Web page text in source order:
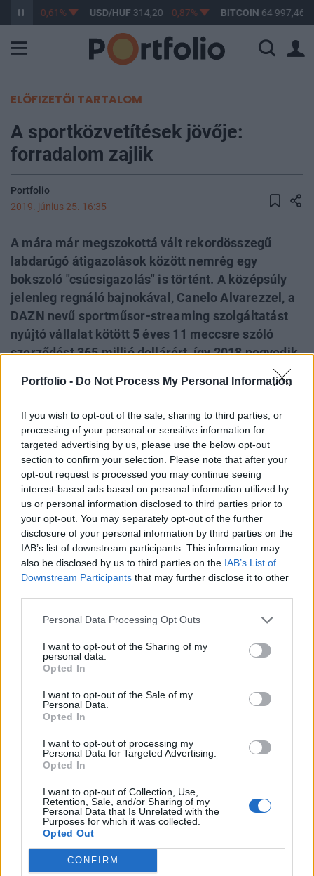
Portfolio - Do Not Process My Personal Information
If you wish to opt-out of the sale, sharing to third parties, or
processing of your personal or sensitive information for
targeted advertising by us, please use the below opt-out
section to confirm your selection. Please note that after your
opt-out request is processed you may continue seeing
interest-based ads based on personal information utilized by
us or personal information disclosed to third parties prior to
your opt-out. You may separately opt-out of the further
disclosure of your personal information by third parties on the
IAB’s list of downstream participants. This information may
also be disclosed by us to third parties on the IAB’s List of
Downstream Participants that may further disclose it to other
Personal Data Processing Opt Outs
I want to opt-out of the Sharing of my
personal data.
Opted In
I want to opt-out of the Sale of my
Personal Data.
Opted In
I want to opt-out of processing my
Personal Data for Targeted Advertising.
Opted In
I want to opt-out of Collection, Use,
Retention, Sale, and/or Sharing of my
Personal Data that Is Unrelated with the
Purposes for which it was collected.
Opted Out
CONFIRM
-0,61% USD/HUF314,20 -0,87% BITCOIN64 997,46
ELŐFIZETŐI TARTALOM
A sportközvetítések jövője:
forradalom zajlik
Portfolio
2019. június 25. 16:35
A mára már megszokottá vált rekordösszegű
labdarúgó átigazolások között nemrég egy
bokszoló "csúcsigazolás" is történt. A középsúly
jelenleg regnáló bajnokával, Canelo Alvarezzel, a
DAZN nevű sportműsor-streaming szolgáltatást
nyújtó vállalat kötött 5 éves 11 meccsre szóló
szerződést 365 millió dollárért, így 2018 negyedik
legjobban fizetett sportólója lett a mexikói öklöző.
A hatalmas összegű szerződés mögött nemcsak
hanem az ökölvívómeccsek közvetítéseiben
kialakult iparági átalakulás is.
A közvetítések körül nagy forradalom zajlik, az eddig
megszokott HBO-s pay per view (PPV) rendszer megbukni
látszik. Eddig, ha bokszmeccset szerettél volna nézni, és
nem közvetítette volna élőben valamelyik hazai TV
csatorna, akkor az egyetlen esélyed az HBO oldalán
kifizetni és megtekinteni a mérkőzést. A fontosabb
bokszmeccseket mindig PPV-vel adták el, így magasabb
KEDVES OLVASÓNK!
A keresett cikk a portfolio.hu hírarchívumához
regisztrációhoz kötött.
Az előfizetés a következőket tartalmazza:
Portfolio.hu teljes cikkarchívum
Kötéslisták: BÉT elmúlt 2 év napon belüli
Előfizetés
MÁR ELŐFIZETŐNK VAGY?